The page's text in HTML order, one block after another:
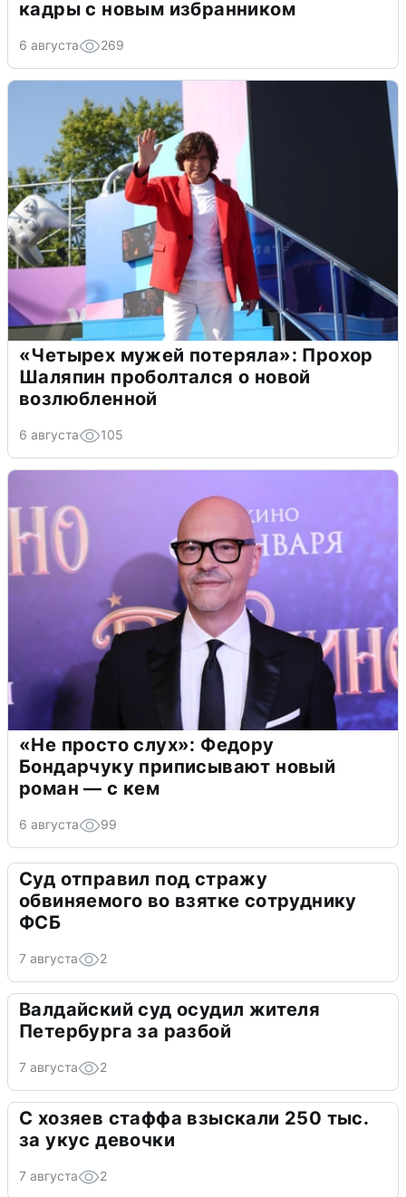
кадры с новым избранником
6 августа 269
«Четырех мужей потеряла»: Прохор
Шаляпин проболтался о новой
возлюбленной
6 августа 105
«Не просто слух»: Федору
Бондарчуку приписывают новый
роман — с кем
6 августа 99
Суд отправил под стражу
обвиняемого во взятке сотруднику
ФСБ
7 августа 2
Валдайский суд осудил жителя
Петербурга за разбой
7 августа 2
С хозяев стаффа взыскали 250 тыс.
за укус девочки
7 августа 2